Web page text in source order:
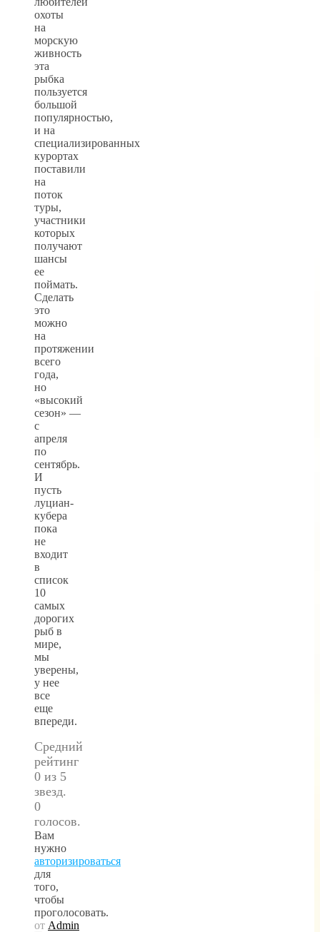
охоты
на
морскую
живность
эта
рыбка
пользуется
большой
популярностью,
и на
специализированных
курортах
поставили
на
поток
туры,
участники
которых
получают
шансы
ее
поймать.
Сделать
это
можно
на
протяжении
всего
года,
но
«высокий
сезон» —
с
апреля
по
сентябрь.
И
пусть
луциан-
кубера
пока
не
входит
в
список
10
самых
дорогих
рыб в
мире,
мы
уверены,
у нее
все
еще
впереди.
Средний
рейтинг
0 из 5
звезд.
0
голосов.
Вам
нужно
авторизироваться
для
того,
чтобы
проголосовать.
от Admin